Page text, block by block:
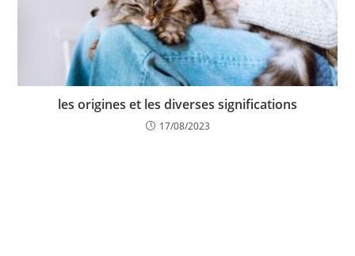
les origines et les diverses significations
17/08/2023